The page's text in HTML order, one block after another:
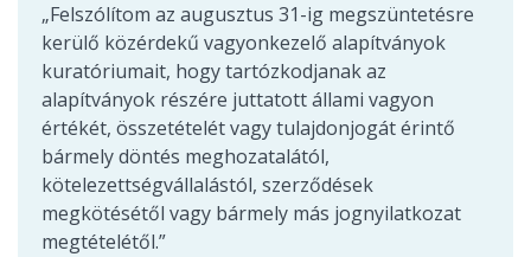
„Felszólítom az augusztus 31-ig megszüntetésre
kerülő közérdekű vagyonkezelő alapítványok
kuratóriumait, hogy tartózkodjanak az
alapítványok részére juttatott állami vagyon
értékét, összetételét vagy tulajdonjogát érintő
bármely döntés meghozatalától,
kötelezettségvállalástól, szerződések
megkötésétől vagy bármely más jognyilatkozat
megtételétől.”